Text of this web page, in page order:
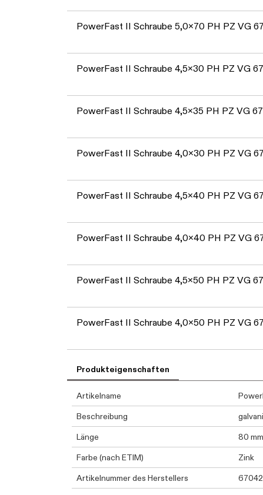
PowerFast II Schraube 5,0x70 PH PZ VG
PowerFast II Schraube 4,5x30 PH PZ VG
PowerFast II Schraube 4,5x35 PH PZ VG
PowerFast II Schraube 4,0x30 PH PZ VG
PowerFast II Schraube 4,5x40 PH PZ VG
PowerFast II Schraube 4,0x40 PH PZ VG
PowerFast II Schraube 4,5x50 PH PZ VG
PowerFast II Schraube 4,0x50 PH PZ VG
Produkteigenschaften
Artikelname
Beschreibung
Länge
80 mm
Farbe (nach ETIM)
Zink
Artikelnummer des Herstellers